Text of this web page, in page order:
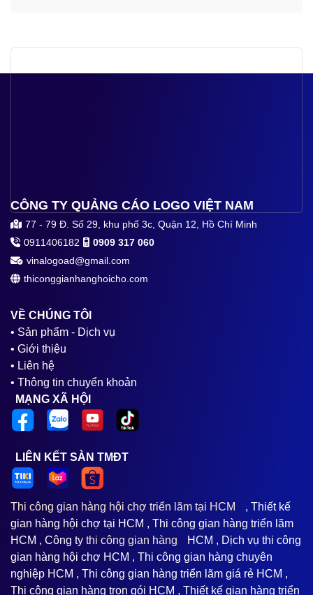
CÔNG TY QUẢNG CÁO LOGO VIỆT NAM
77 - 79 Đ. Số 29, khu phố 3c, Quận 12, Hồ Chí Minh
0911406182
0909 317 060
vinalogoad@gmail.com
thiconggianhanghoicho.com
VỀ CHÚNG TÔI
• Sản phẩm - Dịch vụ
• Giới thiệu
• Liên hệ
• Thông tin chuyển khoản
MẠNG XÃ HỘI
LIÊN KẾT SÀN TMĐT
Thi công gian hàng hội chợ triển lãm tại HCM
, Thiết kế
gian hàng hội chợ tại HCM , Thi công gian hàng triển lãm
HCM , Công ty thi công gian hàng
HCM , Dịch vụ thi công
gian hàng hội chợ HCM , Thi công gian hàng chuyên
nghiệp HCM , Thi công gian hàng triển lãm giá rẻ HCM ,
Thi công gian hàng trọn gói HCM , Thiết kế gian hàng triển